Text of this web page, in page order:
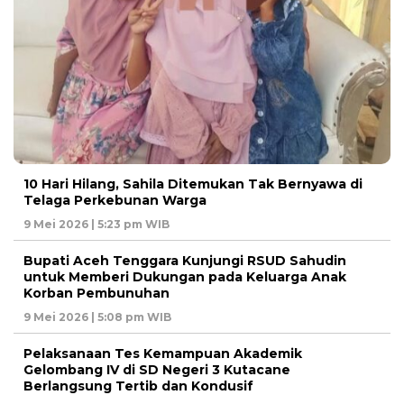
10 Hari Hilang, Sahila Ditemukan Tak Bernyawa di
Telaga Perkebunan Warga
9 Mei 2026 | 5:23 pm WIB
Bupati Aceh Tenggara Kunjungi RSUD Sahudin
untuk Memberi Dukungan pada Keluarga Anak
Korban Pembunuhan
9 Mei 2026 | 5:08 pm WIB
Pelaksanaan Tes Kemampuan Akademik
Gelombang IV di SD Negeri 3 Kutacane
Berlangsung Tertib dan Kondusif